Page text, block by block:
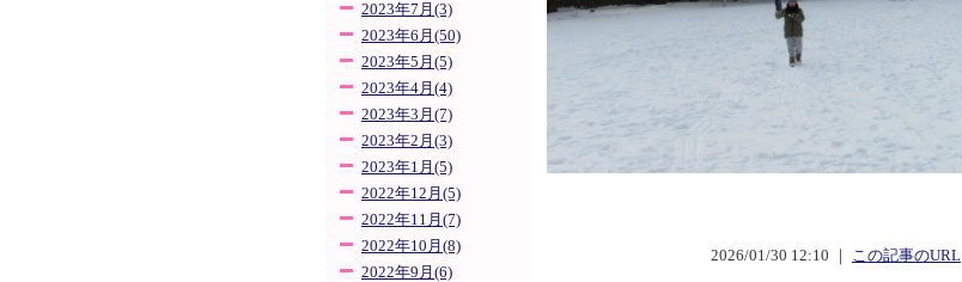
2023年7月(3)
2023年6月(50)
2023年5月(5)
2023年4月(4)
2023年3月(7)
2023年2月(3)
2023年1月(5)
2022年12月(5)
2022年11月(7)
2022年10月(8)
2022年9月(6)
2026/01/30 12:10 ｜ この記事のURL